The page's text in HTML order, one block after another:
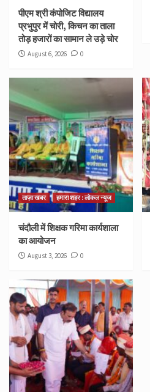
पीएम श्री कंपोजिट विद्यालय
प्रभुपुर में चोरी, किचन का ताला
तोड़ हजारों का सामान ले उड़े चोर
August 6, 2026 0
ताज़ा खबर हमारा शहर : लोकल न्यूज
चंदौली में शिक्षक गरिमा कार्यशाला
का आयोजन
August 3, 2026 0